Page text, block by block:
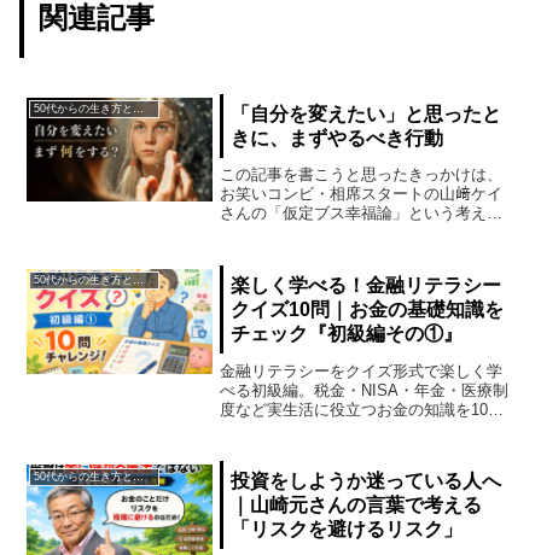
関連記事
50代からの生き方とお金
「自分を変えたい」と思ったと
きに、まずやるべき行動
この記事を書こうと思ったきっかけは、
お笑いコンビ・相席スタートの山﨑ケイ
さんの「仮定ブス幸福論」という考え方
足りないものがあるなら、どう行動すれ
ばいいか？」と考えてみる...
50代からの生き方とお金
楽しく学べる！金融リテラシー
クイズ10問｜お金の基礎知識を
チェック『初級編その①』
金融リテラシーをクイズ形式で楽しく学
べる初級編。税金・NISA・年金・医療制
度など実生活に役立つお金の知識を10問
50代からの生き方とお金
投資をしようか迷っている人へ
｜山崎元さんの言葉で考える
「リスクを避けるリスク」